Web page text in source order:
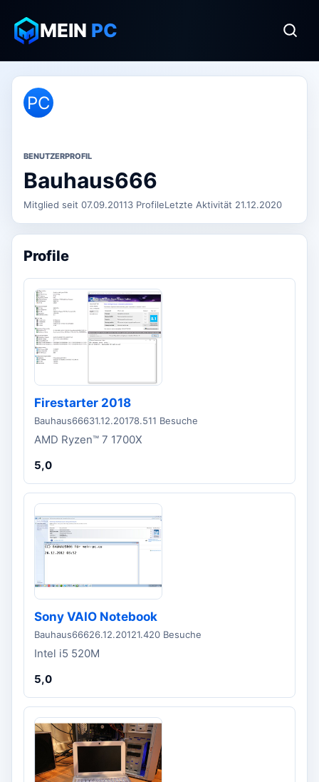
MEIN PC
PC
BENUTZERPROFIL
Bauhaus666
Mitglied seit 07.09.20113 ProfileLetzte Aktivität 21.12.2020
Profile
Firestarter 2018
Bauhaus66631.12.20178.511 Besuche
AMD Ryzen™ 7 1700X
5,0
Sony VAIO Notebook
Bauhaus66626.12.20121.420 Besuche
Intel i5 520M
5,0